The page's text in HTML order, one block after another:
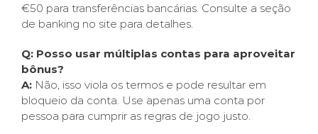
€50 para transferências bancárias. Consulte a seção
de banking no site para detalhes.
Q: Posso usar múltiplas contas para aproveitar
bônus?
A: Não, isso viola os termos e pode resultar em
bloqueio da conta. Use apenas uma conta por
pessoa para cumprir as regras de jogo justo.